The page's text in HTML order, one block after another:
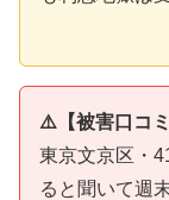
⚠️【被害口コ
東京文京区・
ると聞いて週